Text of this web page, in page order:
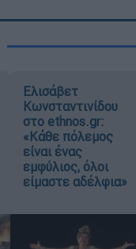
Ελισάβετ
Κωνσταντινίδου
στο ethnos.gr:
«Κάθε πόλεμος
είναι ένας
εμφύλιος, όλοι
είμαστε αδέλφια»